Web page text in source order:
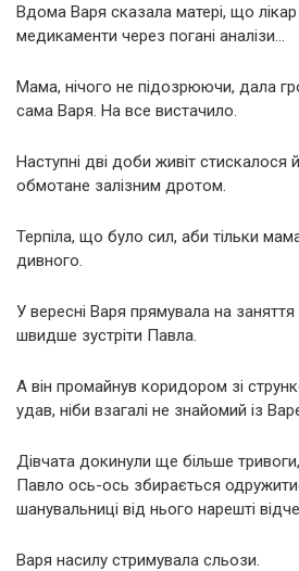
Вдома Варя сказала матері, що
медикаменти через погані аналізи…
Мама, нічого не підозрюючи, дала
сама Варя. На все вистачило.
Наступні дві доби живіт стискалося
обмотане залізним дротом.
Терпіла, що було сил, аби тільки
дивного.
У вересні Варя прямувала на
швидше зустріти Павла.
А він промайнув коридором зі
удав, ніби взагалі не знайомий із
Дівчата докинули ще більше
Павло ось-ось збирається
шанувальниці від нього нарешті
Варя насилу стримувала сльози.